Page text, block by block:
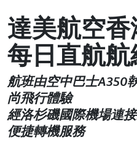
達美航空
每日直航
航班由空中巴士A350
尚飛行體驗
經洛杉磯國際機場連
便捷轉機服務